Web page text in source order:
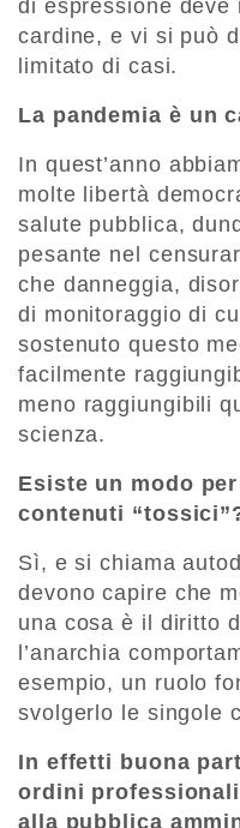
di espressione
cardine, e vi si può
limitato di casi.
La pandemia è un
In quest’anno
molte libertà
salute pubblica,
pesante nel
che danneggia,
di monitoraggio di
sostenuto questo
facilmente
meno raggiungibili
scienza.
Esiste un modo
contenuti
Sì, e si chiama
devono capire che
una cosa è il diritto
l’anarchia
esempio, un ruolo
svolgerlo le singole
In effetti buona
ordini
alla pubblica